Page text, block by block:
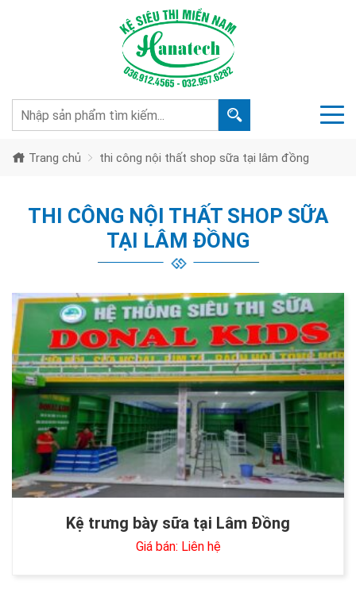
Trang chủ thi công nội thất shop sữa tại lâm đồng
THI CÔNG NỘI THẤT SHOP SỮA
TẠI LÂM ĐỒNG
Kệ trưng bày sữa tại Lâm Đồng
Giá bán: Liên hệ